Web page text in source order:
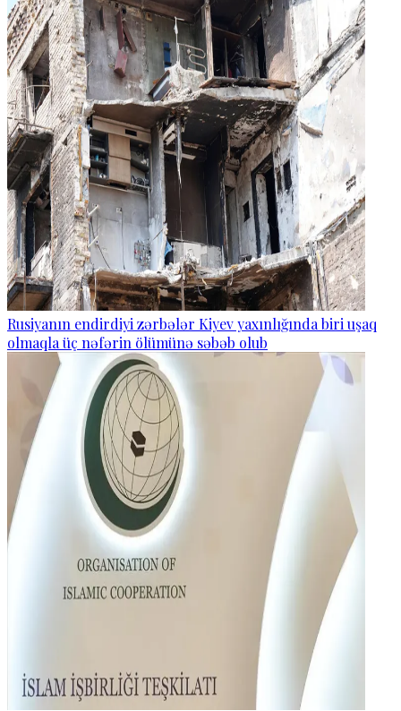
Rusiyanın endirdiyi zərbələr Kiyev yaxınlığında biri uşaq
olmaqla üç nəfərin ölümünə səbəb olub